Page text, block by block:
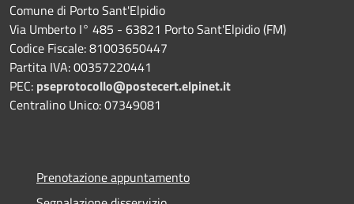
Comune di Porto Sant'Elpidio
Via Umberto I° 485 - 63821 Porto Sant'Elpidio (FM)
Codice Fiscale: 81003650447
Partita IVA: 00357220441
PEC: pseprotocollo@postecert.elpinet.it
Centralino Unico: 07349081
Prenotazione appuntamento